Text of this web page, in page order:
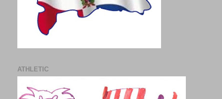
ATHLETIC